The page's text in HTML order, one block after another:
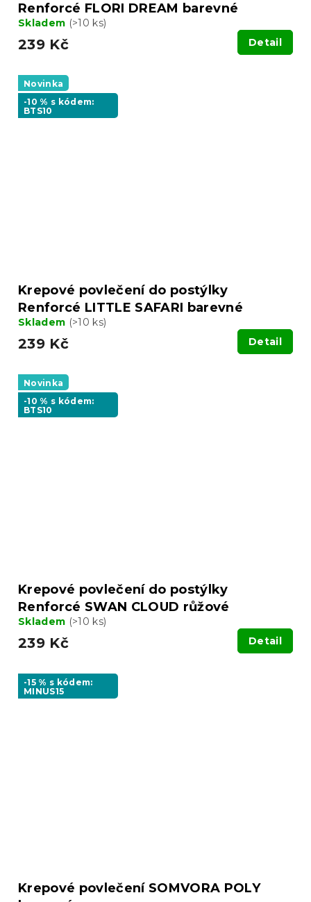
Renforcé FLORI DREAM barevné
Skladem (>10 ks)
239 Kč Detail
Novinka
-10 % s kódem:
BTS10
Krepové povlečení do postýlky
Renforcé LITTLE SAFARI barevné
Skladem (>10 ks)
239 Kč Detail
Novinka
-10 % s kódem:
BTS10
Krepové povlečení do postýlky
Renforcé SWAN CLOUD růžové
Skladem (>10 ks)
239 Kč Detail
-15 % s kódem:
MINUS15
Krepové povlečení SOMVORA POLY